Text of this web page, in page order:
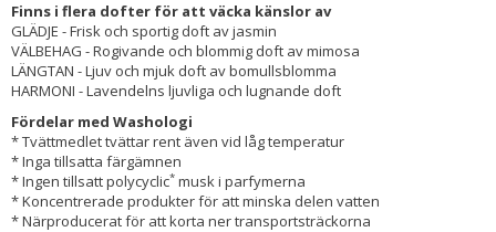
Finns i flera dofter för att väcka känslor av
GLÄDJE - Frisk och sportig doft av jasmin
VÄLBEHAG - Rogivande och blommig doft av mimosa
LÄNGTAN - Ljuv och mjuk doft av bomullsblomma
HARMONI - Lavendelns ljuvliga och lugnande doft
Fördelar med Washologi
* Tvättmedlet tvättar rent även vid låg temperatur
* Inga tillsatta färgämnen
* Ingen tillsatt polycyclic* musk i parfymerna
* Koncentrerade produkter för att minska delen vatten
* Närproducerat för att korta ner transportsträckorna